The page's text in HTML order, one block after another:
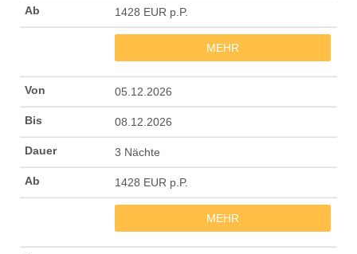
1428 EUR p.P.
MEHR
05.12.2026
08.12.2026
3 Nächte
1428 EUR p.P.
MEHR